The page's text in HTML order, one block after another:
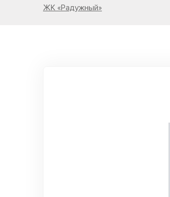
ЖК «Радужный»